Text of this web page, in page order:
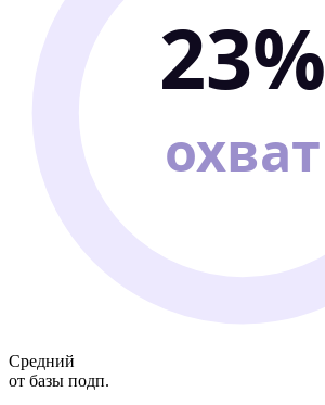
23%
охват
Средний
от базы подп.